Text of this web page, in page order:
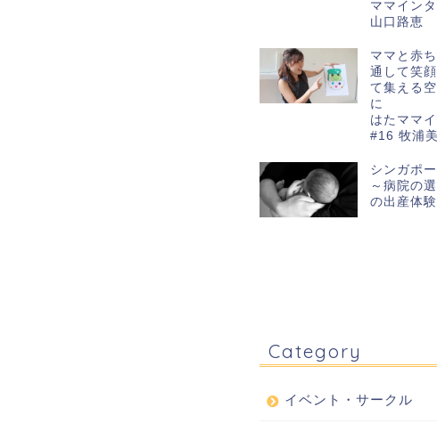
ママイン
山口路恵
ママと赤
通して笑
て集える
に
はたママ
#16 牧浦
シンガポ
～病院の
の出産体験
Category
イベント・サークル